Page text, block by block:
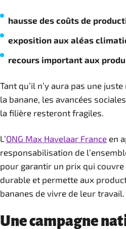
hausse des coûts de
exposition aux aléas
recours important aux
Tant qu’il n’y aura pas une
la banane, les avancées
la filière resteront fragiles.
L’ONG Max Havelaar France en
responsabilisation de
pour garantir un prix qui
durable et permette aux
bananes de vivre de leur travail.
Une campagne